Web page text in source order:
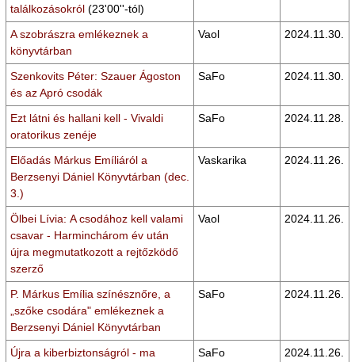
találkozásokról (23'00''-tól)
A szobrászra emlékeznek a
könyvtárban
Vaol 2024.11.30.
Szenkovits Péter: Szauer Ágoston
és az Apró csodák
SaFo 2024.11.30.
Ezt látni és hallani kell - Vivaldi
oratorikus zenéje
SaFo 2024.11.28.
Előadás Márkus Emíliáról a
Berzsenyi Dániel Könyvtárban (dec.
3.)
Vaskarika 2024.11.26.
Ölbei Lívia: A csodához kell valami
csavar - Harminchárom év után
újra megmutatkozott a rejtőzködő
szerző
Vaol 2024.11.26.
P. Márkus Emília színésznőre, a
„szőke csodára" emlékeznek a
Berzsenyi Dániel Könyvtárban
SaFo 2024.11.26.
Újra a kiberbiztonságról - ma
SaFo 2024.11.26.